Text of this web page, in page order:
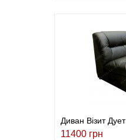
Диван Візит Дует
11400 грн